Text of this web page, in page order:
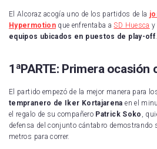
El Alcoraz acogía uno de los partidos de la
Hypermotionque enfrentaba aSD Huesca y
equipos ubicados en puestos de play-off.
1ªPARTE: Primera
El partido empezó de la mejor manera para
tempranero de
Iker Kortajarena en el
el regalo de su compañero Patrick Soko ,
defensa del conjunto cántabro demostrando
metros para correr.